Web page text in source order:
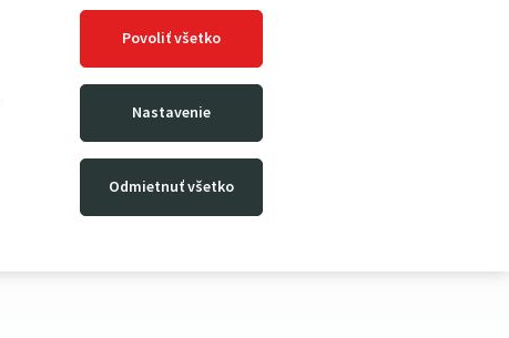
Povoliť všetko
Nastavenie
Odmietnuť všetko